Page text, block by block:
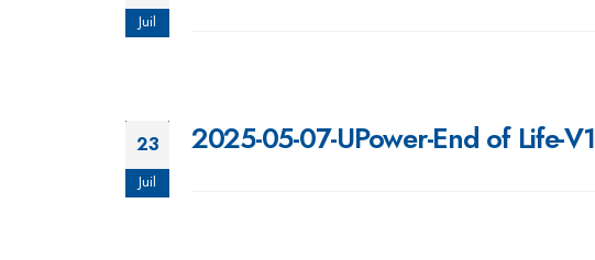
Juil
23
Juil
2025-05-07-UPower-End of Life-V1